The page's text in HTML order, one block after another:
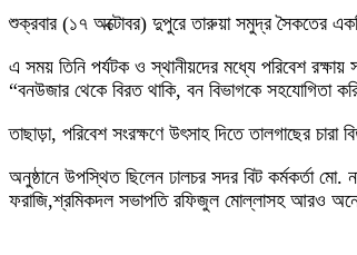
শুক্রবার (১৭ অক্টোবর) দুপুরে তারুয়া সমুদ্র সৈকতের
এ সময় তিনি পর্যটক ও স্থানীয়দের মধ্যে পরিবেশ
“বনউজার থেকে বিরত থাকি, বন বিভাগকে সহযোগিতা
তাছাড়া, পরিবেশ সংরক্ষণে উৎসাহ দিতে তালগাছের চারা
অনুষ্ঠানে উপস্থিত ছিলেন ঢালচর সদর বিট কর্মকর্তা
ফরাজি,শ্রমিকদল সভাপতি রফিজুল মোল্লাসহ আরও